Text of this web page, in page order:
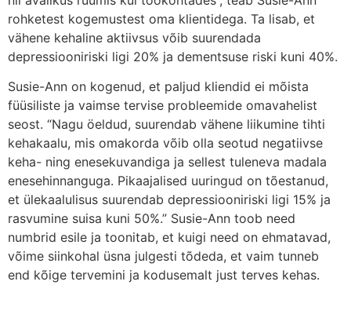
rohketest kogemustest oma klientidega. Ta lisab, et
vähene kehaline aktiivsus võib suurendada
depressiooniriski ligi 20% ja dementsuse riski kuni 40%.
Susie-Ann on kogenud, et paljud kliendid ei mõista
füüsiliste ja vaimse tervise probleemide omavahelist
seost. “Nagu öeldud, suurendab vähene liikumine tihti
kehakaalu, mis omakorda võib olla seotud negatiivse
keha- ning enesekuvandiga ja sellest tuleneva madala
enesehinnanguga. Pikaajalised uuringud on tõestanud,
et ülekaalulisus suurendab depressiooniriski ligi 15% ja
rasvumine suisa kuni 50%.” Susie-Ann toob need
numbrid esile ja toonitab, et kuigi need on ehmatavad,
võime siinkohal üsna julgesti tõdeda, et vaim tunneb
end kõige tervemini ja kodusemalt just terves kehas.